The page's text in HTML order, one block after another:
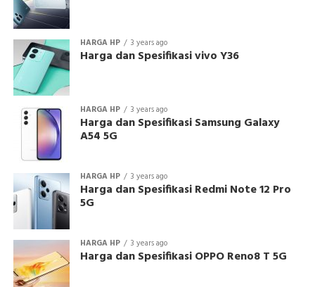
HARGA HP 3 years ago
Harga dan Spesifikasi vivo Y36
HARGA HP 3 years ago
Harga dan Spesifikasi Samsung Galaxy
A54 5G
HARGA HP 3 years ago
Harga dan Spesifikasi Redmi Note 12 Pro
5G
HARGA HP 3 years ago
Harga dan Spesifikasi OPPO Reno8 T 5G